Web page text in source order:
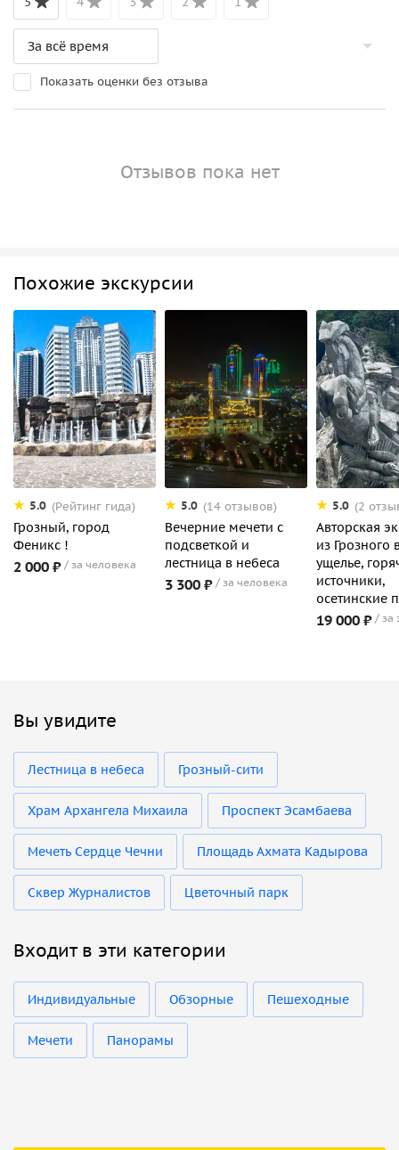
Показать оценки без отзыва
Отзывов пока нет
Похожие экскурсии
5.0 (Рейтинг гида)
Грозный, город
Феникс !
2 000 ₽ за человека
5.0 (14 отзывов)
Вечерние мечети с
подсветкой и
лестница в небеса
3 300 ₽ за человека
5.0 (2
Авторская
из Грозного
ущелье,
источники,
осетинские
19 000 ₽ за
Вы увидите
Лестница в небеса Грозный-сити
Храм Архангела Михаила Проспект Эсамбаева
Мечеть Сердце Чечни Площадь Ахмата Кадырова
Сквер Журналистов Цветочный парк
Входит в эти категории
Индивидуальные Обзорные Пешеходные
Мечети Панорамы